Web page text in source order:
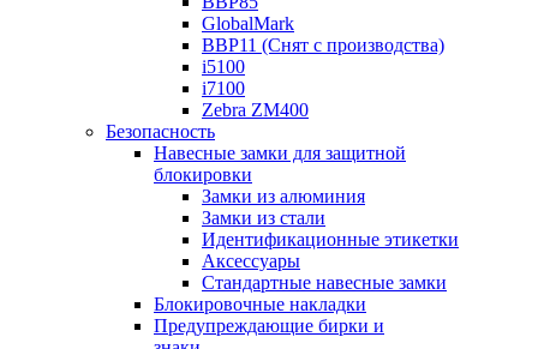
GlobalMark
BBP11 (Снят с производства)
i5100
i7100
Zebra ZM400
Безопасность
Навесные замки для защитной
блокировки
Замки из алюминия
Замки из стали
Идентификационные этикетки
Аксессуары
Стандартные навесные замки
Блокировочные накладки
Предупреждающие бирки и